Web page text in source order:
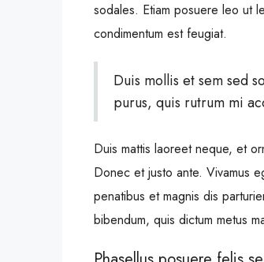
sodales. Etiam posuere leo ut
condimentum est feugiat.
Duis mollis et sem sed
purus, quis rutrum mi
Duis mattis laoreet neque, et
Donec et justo ante. Vivamus
penatibus et magnis dis
bibendum, quis dictum metus